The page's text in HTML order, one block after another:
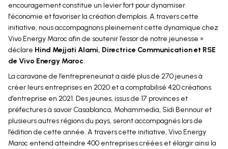
encouragement constitue un levier fort pour dynamiser
l'économie et favoriser la création d’emplois. A travers cette
initiative, nous accompagnons pleinement cette dynamique chez
Vivo Energy Maroc afin de soutenir l’essor de notre jeunesse »
déclare Hind Mejjati Alami, Directrice Communication et RSE
de Vivo Energy Maroc.
La caravane de l’entrepreneuriat a aidé plus de 270 jeunes à
créer leurs entreprises en 2020 et a comptabilisé 420 créations
d’entreprise en 2021. Des jeunes, issus de 17 provinces et
préfectures à savoir Casablanca, Mohammedia, Sidi Bennour et
plusieurs autres régions du pays, seront accompagnés lors de
l’édition de cette année. A travers cette initiative, Vivo Energy
Maroc entend atteindre 400 entreprises créées et élargir ainsi la